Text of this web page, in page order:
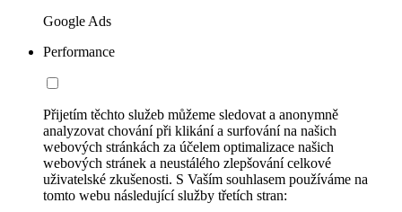
Google Ads
Performance
Přijetím těchto služeb můžeme sledovat a anonymně
analyzovat chování při klikání a surfování na našich
webových stránkách za účelem optimalizace našich
webových stránek a neustálého zlepšování celkové
uživatelské zkušenosti. S Vaším souhlasem používáme na
tomto webu následující služby třetích stran: